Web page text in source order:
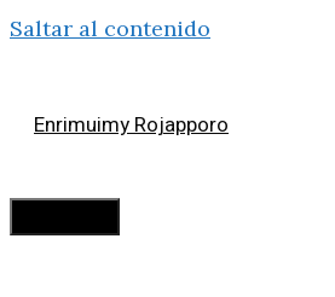
Saltar al contenido
Enrimuimy Rojapporo